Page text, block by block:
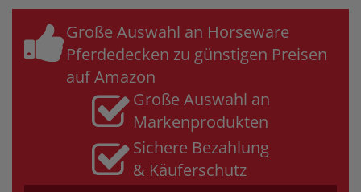
Große Auswahl an Horseware
Pferdedecken zu günstigen Preisen
auf Amazon
Große Auswahl an
Markenprodukten
Sichere Bezahlung
& Käuferschutz